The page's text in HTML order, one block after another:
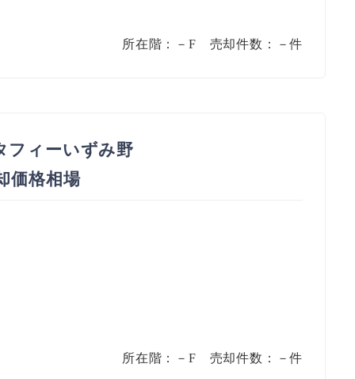
所在階：－F 売却件数：－件
フィーいずみ野
価格相場
所在階：－F 売却件数：－件